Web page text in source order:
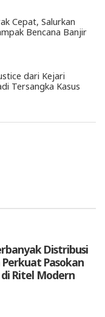
Cepat, Salurkan
Bencana Banjir
dari Kejari
Tersangka Kasus
Distribusi
Perkuat Pasokan
Ritel Modern